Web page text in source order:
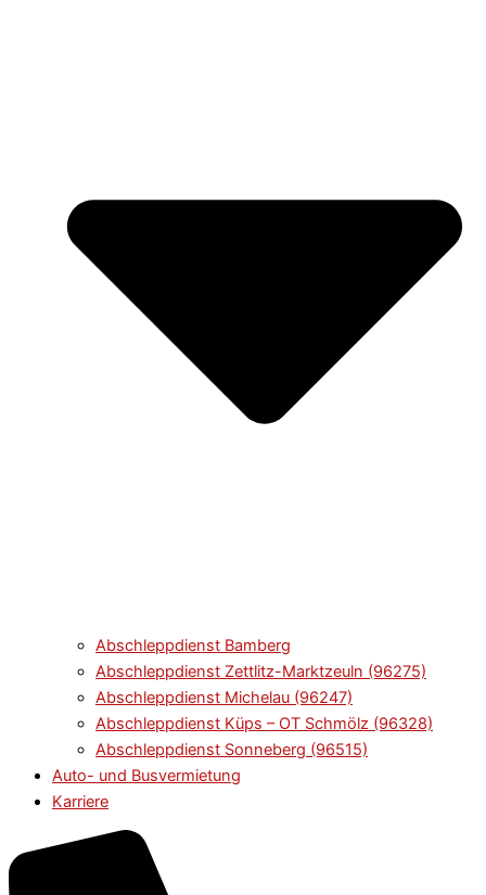
Abschleppdienst Bamberg
Abschleppdienst Zettlitz-Marktzeuln (96275)
Abschleppdienst Michelau (96247)
Abschleppdienst Küps – OT Schmölz (96328)
Abschleppdienst Sonneberg (96515)
Auto- und Busvermietung
Karriere